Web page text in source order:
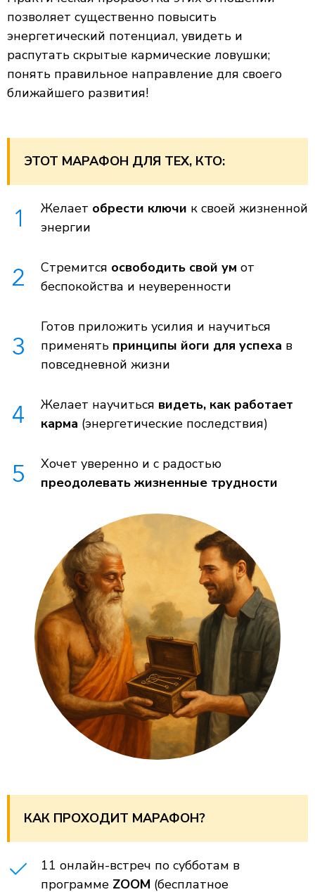
позволяет существенно повысить
энергетический потенциал, увидеть и
распутать скрытые кармические ловушки;
понять правильное направление для своего
ближайшего развития!
ЭТОТ МАРАФОН ДЛЯ ТЕХ, КТО:
Желает обрести ключи к своей жизненной
энергии
Стремится освободить свой ум от
беспокойства и неуверенности
Готов приложить усилия и научиться
применять принципы йоги для успеха в
повседневной жизни
Желает научиться видеть, как работает
карма (энергетические последствия)
Хочет уверенно и с радостью
преодолевать жизненные трудности
КАК ПРОХОДИТ МАРАФОН?
11 онлайн-встреч по субботам в
программе ZOOM (бесплатное